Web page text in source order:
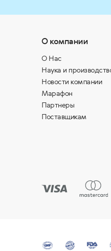
О компании
О Нас
Наука и
Новости компании
Марафон
Партнеры
Поставщикам